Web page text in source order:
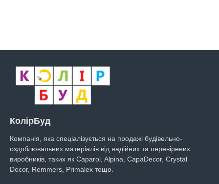
КолірБуд
Компанія, яка спеціалізується на продажі будівельно-
оздоблювальних матеріалів від надійних та перевірених
виробників, таких як Caparol, Alpina, CapaDecor, Crystal
Decor, Remmers, Primalex тощо.